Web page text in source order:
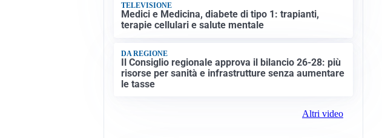
TELEVISIONE
Medici e Medicina, diabete di tipo 1: trapianti,
terapie cellulari e salute mentale
DA REGIONE
Il Consiglio regionale approva il bilancio 26-28: più
risorse per sanità e infrastrutture senza aumentare
le tasse
Altri video